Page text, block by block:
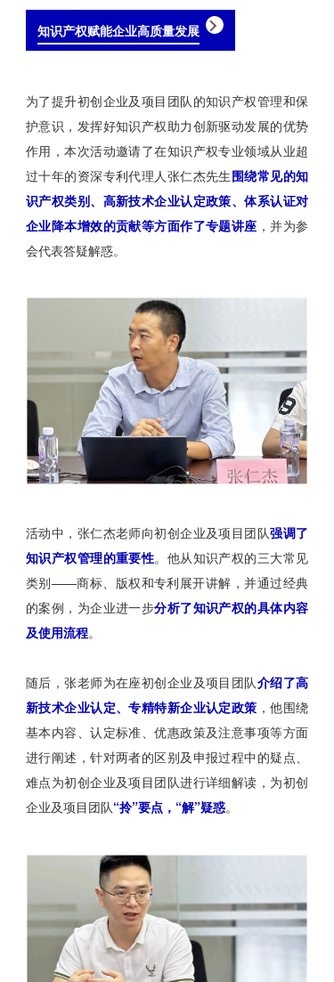
知识产权赋能企业高质量发展
为了提升初创企业及项目团队的知识产权管理和保
护意识，发挥好知识产权助力创新驱动发展的优势
作用，本次活动邀请了在知识产权专业领域从业超
过十年的资深专利代理人张仁杰先生围绕常见的知
识产权类别、高新技术企业认定政策、体系认证对
企业降本增效的贡献等方面作了专题讲座 ，并为参
会代表答疑解惑。
活动中，张仁杰老师向初创企业及项目团队强调了
知识产权管理的重要性。他从知识产权的三大常见
类别——商标、版权和专利展开讲解，并通过经典
的案例，为企业进一步分析了知识产权的具体内容
及使用流程。
随后，张老师为在座初创企业及项目团队介绍了高
新技术企业认定、专精特新企业认定政策 ，他围绕
基本内容、认定标准、优惠政策及注意事项等方面
进行阐述，针对两者的区别及申报过程中的疑点、
难点为初创企业及项目团队进行详细解读，为初创
企业及项目团队“拎”要点，“解”疑惑。